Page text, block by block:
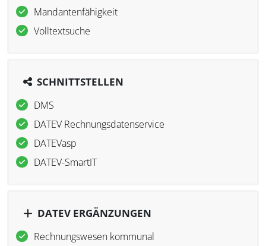
Mandantenfähigkeit
Volltextsuche
SCHNITTSTELLEN
DMS
DATEV Rechnungsdatenservice
DATEVasp
DATEV-SmartIT
DATEV ERGÄNZUNGEN
Rechnungswesen kommunal